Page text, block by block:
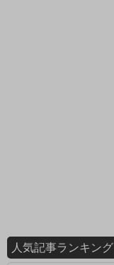
人気記事ランキング